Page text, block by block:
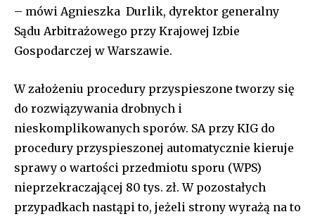
– mówi Agnieszka Durlik, dyrektor generalny
Sądu Arbitrażowego przy Krajowej Izbie
Gospodarczej w Warszawie.
W założeniu procedury przyspieszone tworzy się
do rozwiązywania drobnych i
nieskomplikowanych sporów. SA przy KIG do
procedury przyspieszonej automatycznie kieruje
sprawy o wartości przedmiotu sporu (WPS)
nieprzekraczającej 80 tys. zł. W pozostałych
przypadkach nastąpi to, jeżeli strony wyrażą na to